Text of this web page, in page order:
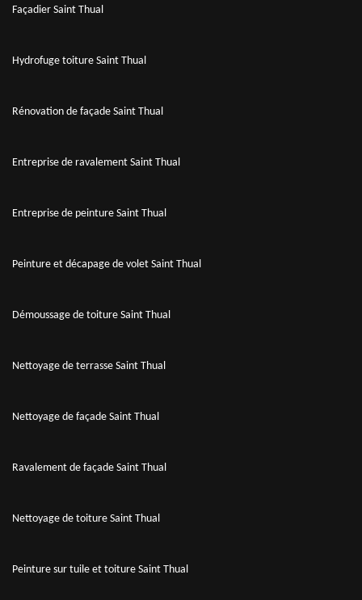
Façadier Saint Thual
Hydrofuge toiture Saint Thual
Rénovation de façade Saint Thual
Entreprise de ravalement Saint Thual
Entreprise de peinture Saint Thual
Peinture et décapage de volet Saint Thual
Démoussage de toiture Saint Thual
Nettoyage de terrasse Saint Thual
Nettoyage de façade Saint Thual
Ravalement de façade Saint Thual
Nettoyage de toiture Saint Thual
Peinture sur tuile et toiture Saint Thual